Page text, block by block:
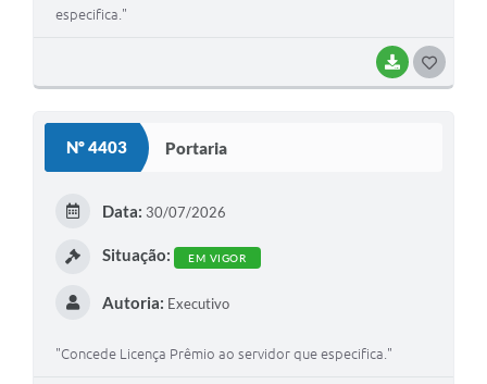
BAIXAR
especifica."
Nº 4403 Portaria
Data: 30/07/2026
Situação: EM VIGOR
Autoria: Executivo
"Concede Licença Prêmio ao servidor que especifica."